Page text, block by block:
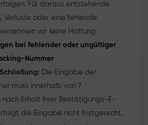
Für daraus entstehende
Verluste oder eine fehlende
wir keine Haftung.
bei fehlender oder ungültiger
Nummer
Die Eingabe der
muss innerhalb von 7
Erhalt Ihrer Bestätigungs-E-
die Eingabe nicht fristgerecht,